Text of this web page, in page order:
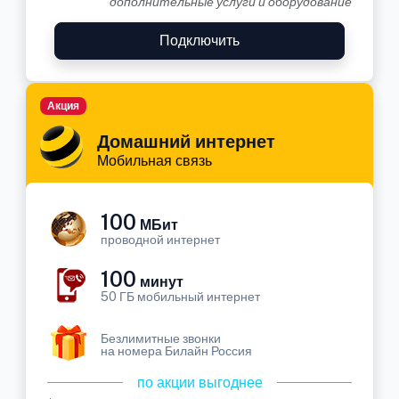
Подключить
Домашний интернет
Мобильная связь
Акция
100 МБит
проводной интернет
100 минут
50 ГБ мобильный интернет
Безлимитные звонки
на номера Билайн Россия
по акции выгоднее